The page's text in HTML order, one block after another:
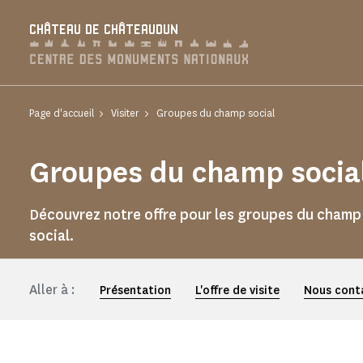
CHÂTEAU DE CHÂTEAUDUN
Page d'accueil Visiter Groupes du champ social
Groupes du champ
Découvrez notre offre pour les groupes du champ
social.
Aller à : Présentation L'offre de visite Nous